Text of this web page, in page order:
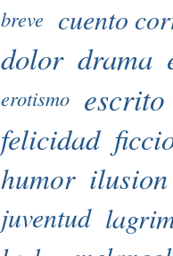
breve cuento
dolor drama
erotismo escrito
felicidad
humor ilusion
juventud